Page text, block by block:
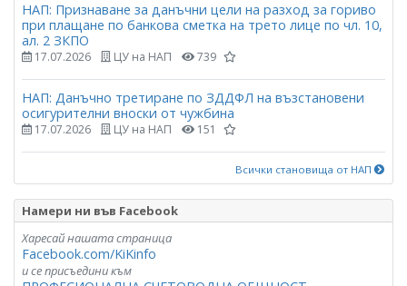
НАП: Признаване за данъчни цели на разход за гориво
при плащане по банкова сметка на трето лице по чл. 10,
ал. 2 ЗКПО
17.07.2026 ЦУ на НАП 739
НАП: Данъчно третиране по ЗДДФЛ на възстановени
осигурителни вноски от чужбина
17.07.2026 ЦУ на НАП 151
Всички становища от НАП
Намери ни във Facebook
Харесай нашата страница
Facebook.com/KiKinfo
и се присъедини към